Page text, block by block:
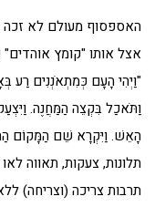
האספסוף מעולם לא
אצל אותו "קומץ אוהדים"
"וַיְהִי הָעָם כְּמִתְאֹנְנִים רַע
וַתֹּאכַל בִּקְצֵה הַמַּחֲנֶה.
הָאֵשׁ. וַיִּקְרָא שֵׁם הַמָּקוֹם
תלונות, צעקות, תאווה
תרבות צריכה (וצריחה)